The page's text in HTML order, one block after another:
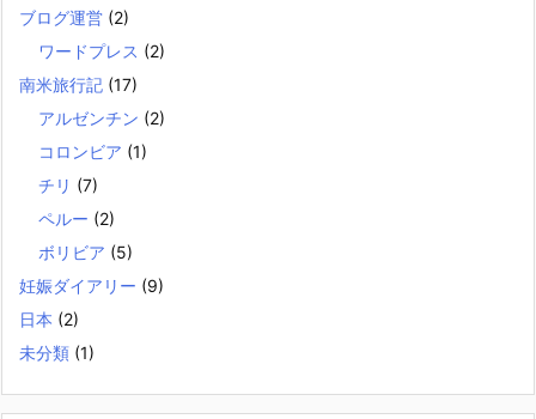
ブログ運営 (2)
ワードプレス (2)
南米旅行記 (17)
アルゼンチン (2)
コロンビア (1)
チリ (7)
ペルー (2)
ボリビア (5)
妊娠ダイアリー (9)
日本 (2)
未分類 (1)